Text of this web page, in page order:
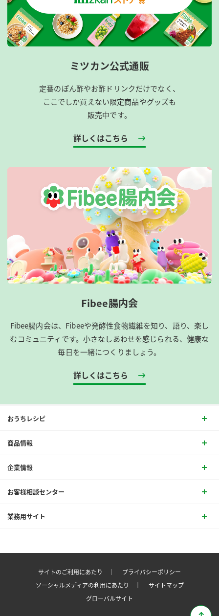
ミツカン公式通販
定番のぽん酢やお酢ドリンクだけでなく、
ここでしか買えない限定商品やグッズも
販売中です。
詳しくはこちら
Fibee腸内会
Fibee腸内会は、​Fibeeや発酵性食物繊維を知り、語り、楽し
むコミュニティです。​小さなしあわせを感じられる、健康な
毎日を一緒につくりましょう。
詳しくはこちら
おうちレシピ
商品情報
企業情報
お客様相談センター
業務用サイト
サイトのご利用にあたり ｜
プライバシーポリシー
ソーシャルメディアの利用にあたり ｜
サイトマップ
グローバルサイト